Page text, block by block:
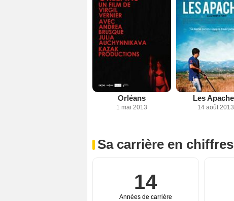
Orléans
1 mai 2013
Les
14 août 2013
Sa carrière en chiffres
14
Années de carrière